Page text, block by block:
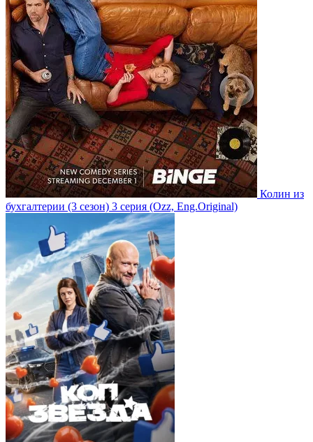
Колин из
бухгалтерии (3 сезон) 3 серия (Ozz, Eng.Original)